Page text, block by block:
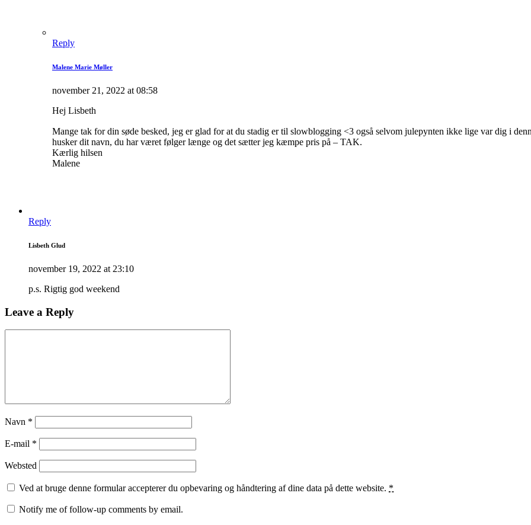
Reply
Malene Marie Møller
november 21, 2022 at 08:58
Hej Lisbeth
Mange tak for din søde besked, jeg er glad for at du stadig er til slowblogging <3 også selvom julepynten ikke lige var dig i
husker dit navn, du har været følger længe og det sætter jeg kæmpe pris på – TAK.
Kærlig hilsen
Malene
Reply
Lisbeth Glud
november 19, 2022 at 23:10
p.s. Rigtig god weekend
Leave a Reply
Navn *
E-mail *
Websted
Ved at bruge denne formular accepterer du opbevaring og håndtering af dine data på dette website. *
Notify me of follow-up comments by email.